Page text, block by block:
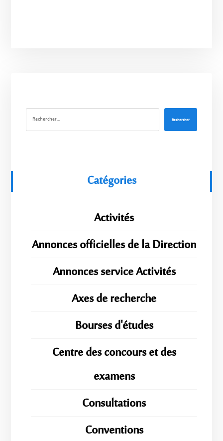
Rechercher
Catégories
Activités
Annonces officielles de la Direction
Annonces service Activités
Axes de recherche
Bourses d'études
Centre des concours et des
examens
Consultations
Conventions